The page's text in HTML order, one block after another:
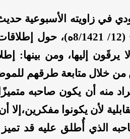
في زاويته الأسبوعية حديث
في جريدة المدينة المنورة، بتاريخ (12/ 8/
يرقَون إليها، ومن بينها:
خلال متابعة طرقهم
منه أن يكون صاحبه
لأن يكونوا مفكرين،إلا
الذي أُطلق عليه قد